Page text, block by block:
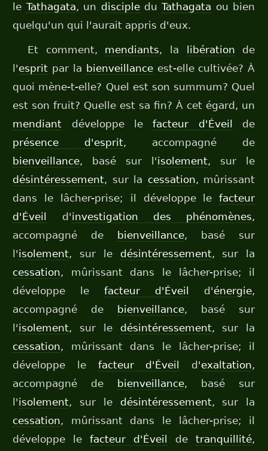
le Tathagata, un discipleduTathagata ou bien
quelqu'un qui l'aurait appris d'eux.
Et comment, mendiants, la libération de
l'esprit par la bienveillanceest-elle cultivée? À
quoi mène-t-elle? Quel est son summum? Quel
est son fruit? Quelle est sa fin? À cet égard, un
mendiant développe lefacteur d'Éveil
de
présence d'esprit, accompagné de
bienveillance, basé sur l'isolement, sur le
désintéressement, sur la cessation, mûrissant
dans le lâcher-prise; il développe lefacteur
d'Éveil
d'investigation des phénomènes,
accompagné de
bienveillance, basé sur
l'isolement, sur le désintéressement, sur la
cessation, mûrissant dans le lâcher-prise; il
développe lefacteur d'Éveil d'énergie,
accompagné de
bienveillance, basé sur
l'isolement, sur le désintéressement, sur la
cessation, mûrissant dans le lâcher-prise; il
développe le facteur d'Éveil d'exaltation,
accompagné de
bienveillance, basé sur
l'isolement, sur le désintéressement, sur la
cessation, mûrissant dans le lâcher-prise; il
développe lefacteur d'Éveil detranquillité,